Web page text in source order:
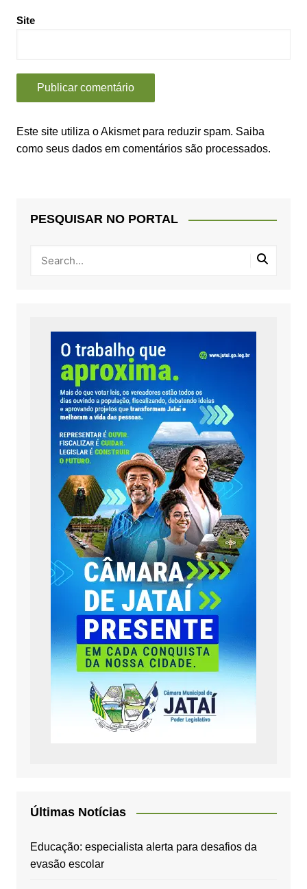
Site
Este site utiliza o Akismet para reduzir spam. Saiba
como seus dados em comentários são processados.
PESQUISAR NO PORTAL
Últimas Notícias
Educação: especialista alerta para desafios da
evasão escolar